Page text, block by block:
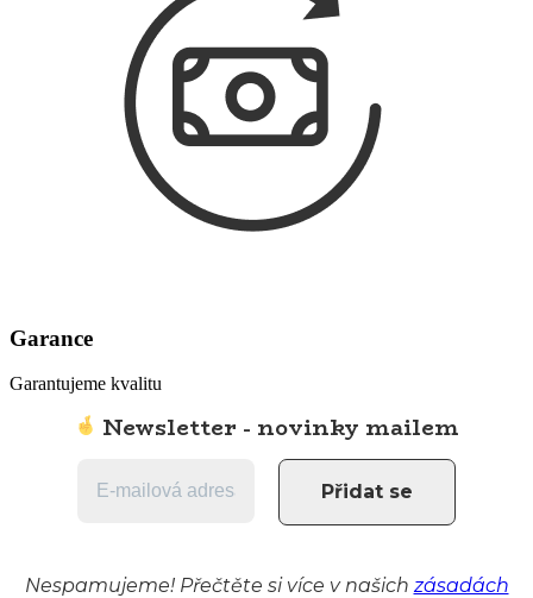
Garance
Garantujeme kvalitu
Newsletter - novinky mailem
Nespamujeme! Přečtěte si více v našich zásadách